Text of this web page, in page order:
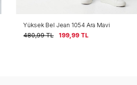
Yüksek Bel Jean 1054 Ara Mavi
480,99TL 199,99TL